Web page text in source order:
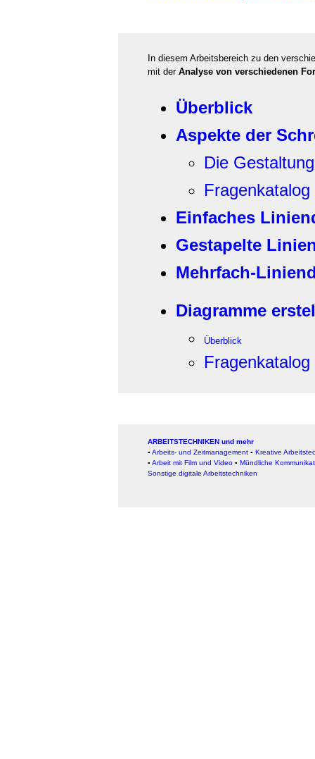
In diesem Arbeitsbereich zu den
mit derAnalyse von verschiedenen
Überblick
Aspekte der
Die
Einfaches
Gestapelte
Mehrfach-
Diagramme
Überblick
ARBEITSTECHNIKEN und mehr
▪ Arbeits- und Zeitmanagement ▪ Kreative
▪ Arbeit mit Film und Video ▪ Mündliche
Sonstige digitale Arbeitstechniken